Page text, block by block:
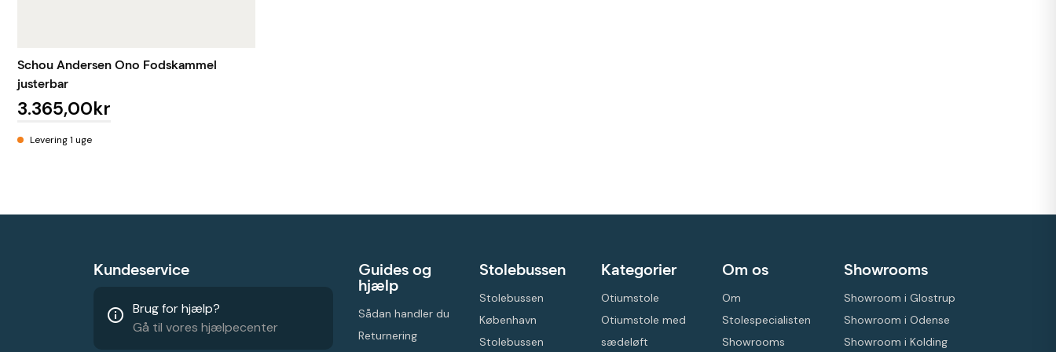
Schou Andersen Ono Fodskammel
justerbar
3.365,00kr
Levering 1 uge
Kundeservice
info_outline Brug for hjælp?
Gå til vores hjælpecenter
Guides og
hjælp
Sådan handler du
Returnering
Showrooms
Showroom i Glostrup
Showroom i Odense
Showroom i Kolding
Stolebussen
Stolebussen
København
Stolebussen
Kategorier
Otiumstole
Otiumstole med
sædeløft
Om os
Om
Stolespecialisten
Showrooms